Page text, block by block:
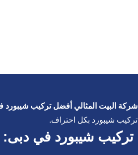
شركة البيت المثالي أفضل تركيب شيبورد
تركيب شيبورد بكل احتراف.
تركيب شيبورد في دبى: